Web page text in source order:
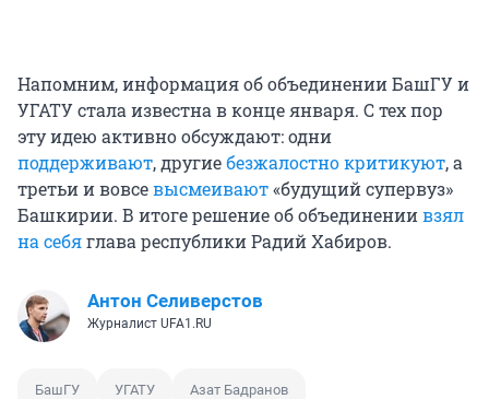
Напомним, информация об объединении БашГУ и
УГАТУ стала известна в конце января. С тех пор
эту идею активно обсуждают: одни
поддерживают, другиебезжалостно критикуют, а
третьи и вовсевысмеивают«будущий супервуз»
Башкирии. В итоге решение об объединениивзял
на себяглава республики Радий Хабиров.
Антон Селиверстов
Журналист UFA1.RU
БашГУ УГАТУ Азат Бадранов